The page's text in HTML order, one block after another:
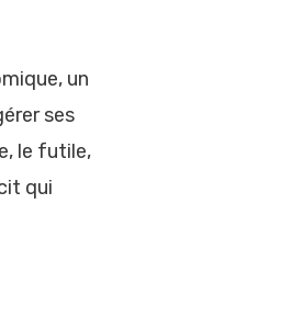
un
ses
le futile,
qui